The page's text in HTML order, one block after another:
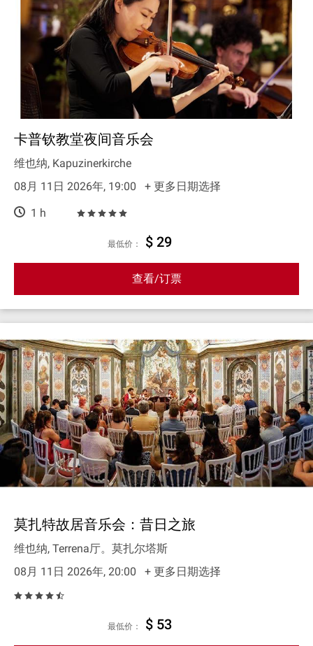
卡普钦教堂夜间音乐会
维也纳, Kapuzinerkirche
08月 11日 2026年, 19:00
+ 更多日期选择
1 h
最低价： $ 29
查看/订票
莫扎特故居音乐会：昔日之旅
维也纳, Terrena厅。莫扎尔塔斯
08月 11日 2026年, 20:00
+ 更多日期选择
最低价： $ 53